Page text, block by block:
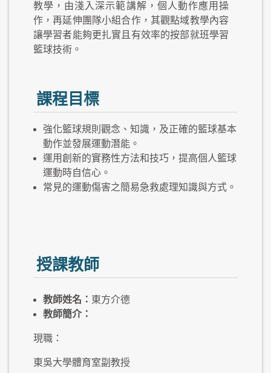
教學，由淺入深示範講解，個人動作應用操
作，再延伸團隊小組合作，其觀點域教學內容
讓學習者能夠更扎實且有效率的按部就班學習
籃球技術。
課程目標
強化籃球規則觀念、知識，及正確的籃球基本
動作並發展運動潛能。
運用創新的實務性方法和技巧，提高個人籃球
運動時自信心。
常見的運動傷害之簡易急救處理知識與方式。
授課教師
教師姓名： 東方介德
教師簡介：
現職：
東吳大學體育室副教授